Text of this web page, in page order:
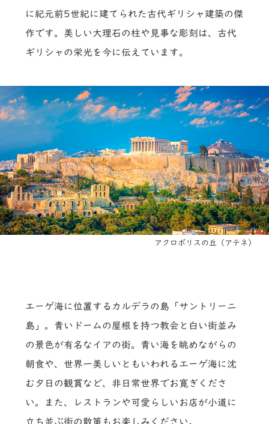
に紀元前5世紀に建てられた古代ギリシャ建築の傑
作です。美しい大理石の柱や見事な彫刻は、古代
ギリシャの栄光を今に伝えています。
アクロポリスの丘（アテネ）
エーゲ海に位置するカルデラの島「サントリーニ
島」。青いドームの屋根を持つ教会と白い街並み
の景色が有名なイアの街。青い海を眺めながらの
朝食や、世界一美しいともいわれるエーゲ海に沈
む夕日の観賞など、非日常世界でお寛ぎくださ
い。また、レストランや可愛らしいお店が小道に
立ち並ぶ街の散策もお楽しみください。